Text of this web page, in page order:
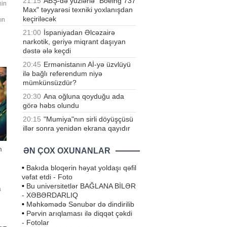
Max" təyyarəsi texniki yoxlanışdan
keçiriləcək
21:00 İspaniyadan Əlcəzairə
narkotik, geriyə miqrant daşıyan
dəstə ələ keçdi
20:45 Ermənistanın Aİ-yə üzvlüyü
ilə bağlı referendum niyə
mümkünsüzdür?
20:30 Ana oğluna qoyduğu ada
görə həbs olundu
20:15 "Mumiya"nın sirli döyüşçüsü
illər sonra yenidən ekrana qayıdır
ƏN ÇOX OXUNANLAR
• Bakıda bloqerin həyat yoldaşı qəfil
vəfat etdi - Foto
• Bu universitetlər BAĞLANA BİLƏR
- XƏBƏRDARLIQ
• Məhkəmədə Sənubər də dindirilib
• Pərvin arıqlaması ilə diqqət çəkdi
- Fotolar